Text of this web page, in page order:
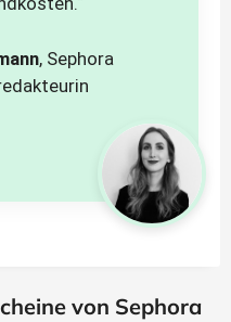
, Sephora
von Sephora